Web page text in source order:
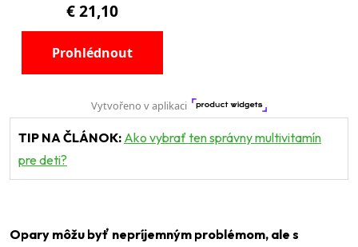
TIP NA ČLÁNOK: Ako vybrať ten správny multivitamín
pre deti?
Opary môžu byť nepríjemným problémom, ale s